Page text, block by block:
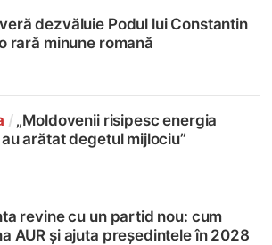
dezvăluie Podul lui Constantin
rară minune romană
/„Moldovenii risipesc energia
arătat degetul mijlociu”
revine cu un partid nou: cum
AUR și ajuta președintele în 2028